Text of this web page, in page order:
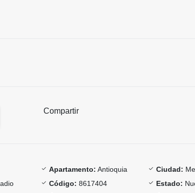
Compartir
Apartamento: Antioquia Ciudad:
Código: 8617404 Estado: